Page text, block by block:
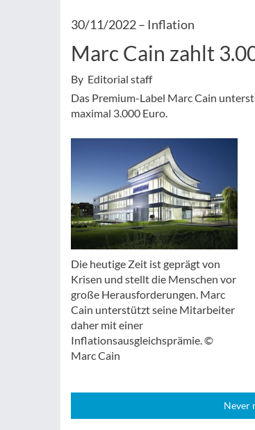
30/11/2022 – Inflation
Marc Cain zahlt
By Editorial staff
Das Premium-Label Marc Cain
maximal 3.000 Euro.
Die heutige Zeit ist geprägt von
Krisen und stellt die Menschen vor
große Herausforderungen. Marc
Cain unterstützt seine Mitarbeiter
daher mit einer
Inflationsausgleichsprämie. ©
Marc Cain
Never